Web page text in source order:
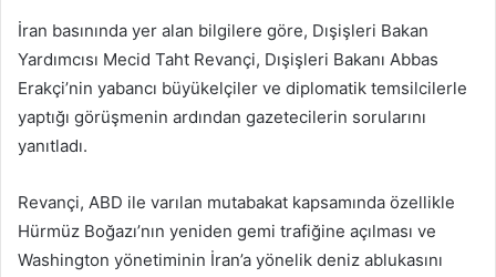
İran basınında yer alan bilgilere göre, Dışişleri Bakan
Yardımcısı Mecid Taht Revançi, Dışişleri Bakanı Abbas
Erakçi’nin yabancı büyükelçiler ve diplomatik temsilcilerle
yaptığı görüşmenin ardından gazetecilerin sorularını
yanıtladı.
Revançi, ABD ile varılan mutabakat kapsamında özellikle
Hürmüz Boğazı’nın yeniden gemi trafiğine açılması ve
Washington yönetiminin İran’a yönelik deniz ablukasını